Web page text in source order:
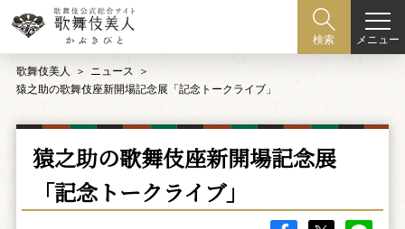
検索 メニュー
歌舞伎美人
ニュース
猿之助の歌舞伎座新開場記念展「記念トークライブ」
猿之助の歌舞伎座新開場記念展
「記念トークライブ」